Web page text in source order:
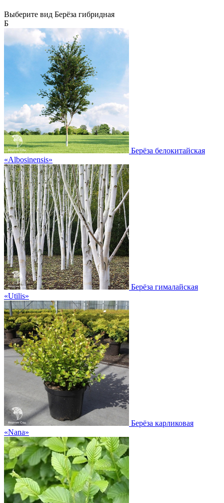
Выберите вид Берёза гибридная
Б
Берёза белокитайская
«Albosinensis»
Берёза гималайская
«Utilis»
Берёза карликовая
«Nana»